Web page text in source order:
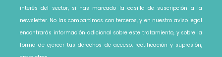
interés del sector, si has marcado la casilla de suscripción a la
newsletter. No las compartimos con terceros, y en nuestro aviso legal
encontrarás información adicional sobre este tratamiento, y sobre la
forma de ejercer tus derechos de acceso, rectificación y supresión,